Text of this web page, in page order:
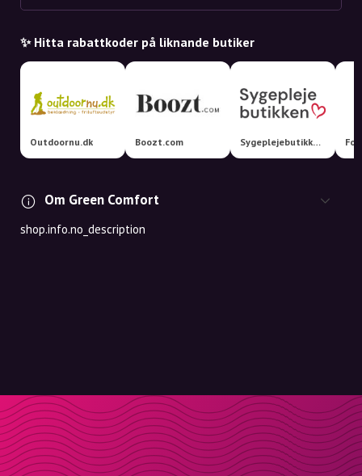
✨ Hitta rabattkoder på liknande butiker
Outdoornu.dk Boozt.com Sygeplejebutikken.dk
Om Green Comfort
shop.info.no_description